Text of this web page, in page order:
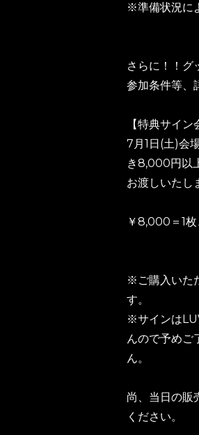
※準備状況に
さらに！！グ
参加条件等、
【特典サイン
7月1日(土)会
き8,000円以
お渡しいたし
￥8,000＝1
※ご購入いた
す。
※サインは
んので予めご
ん。
尚、当日の販
ください。